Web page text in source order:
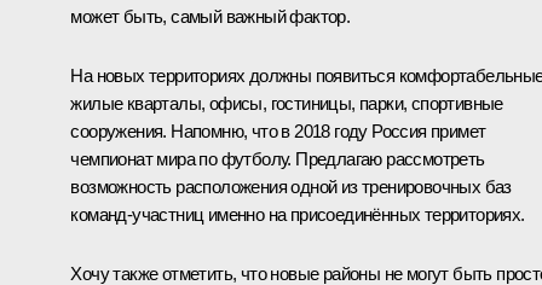
может быть, самый важный фактор.
На новых территориях должны появиться
жилые кварталы, офисы, гостиницы, парки, спортивные
сооружения. Напомню, что в 2018 году Россия примет
чемпионат мира по футболу. Предлагаю рассмотреть
возможность расположения одной из тренировочных баз
команд-участниц именно на присоединённых территориях.
Хочу также отметить, что новые районы не могут быть